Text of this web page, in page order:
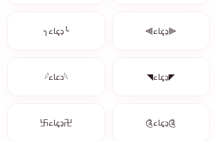
⫷دِعٍاء⫸ ╰دِعٍاء╮
◤دِعٍاء◥ 𓆩دعاء𓆪
༊دِعٍاء༊ 卍دِعٍاء卐